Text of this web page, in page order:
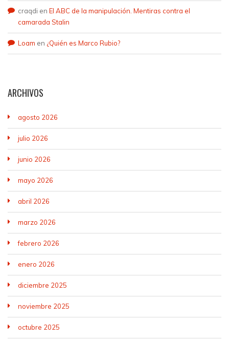
craqdi en El ABC de la manipulación. Mentiras contra el
camarada Stalin
Loam en ¿Quién es Marco Rubio?
ARCHIVOS
agosto 2026
julio 2026
junio 2026
mayo 2026
abril 2026
marzo 2026
febrero 2026
enero 2026
diciembre 2025
noviembre 2025
octubre 2025